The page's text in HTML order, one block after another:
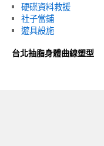
硬碟資料救援
社子當鋪
遊具設施
台北抽脂身體曲線塑型